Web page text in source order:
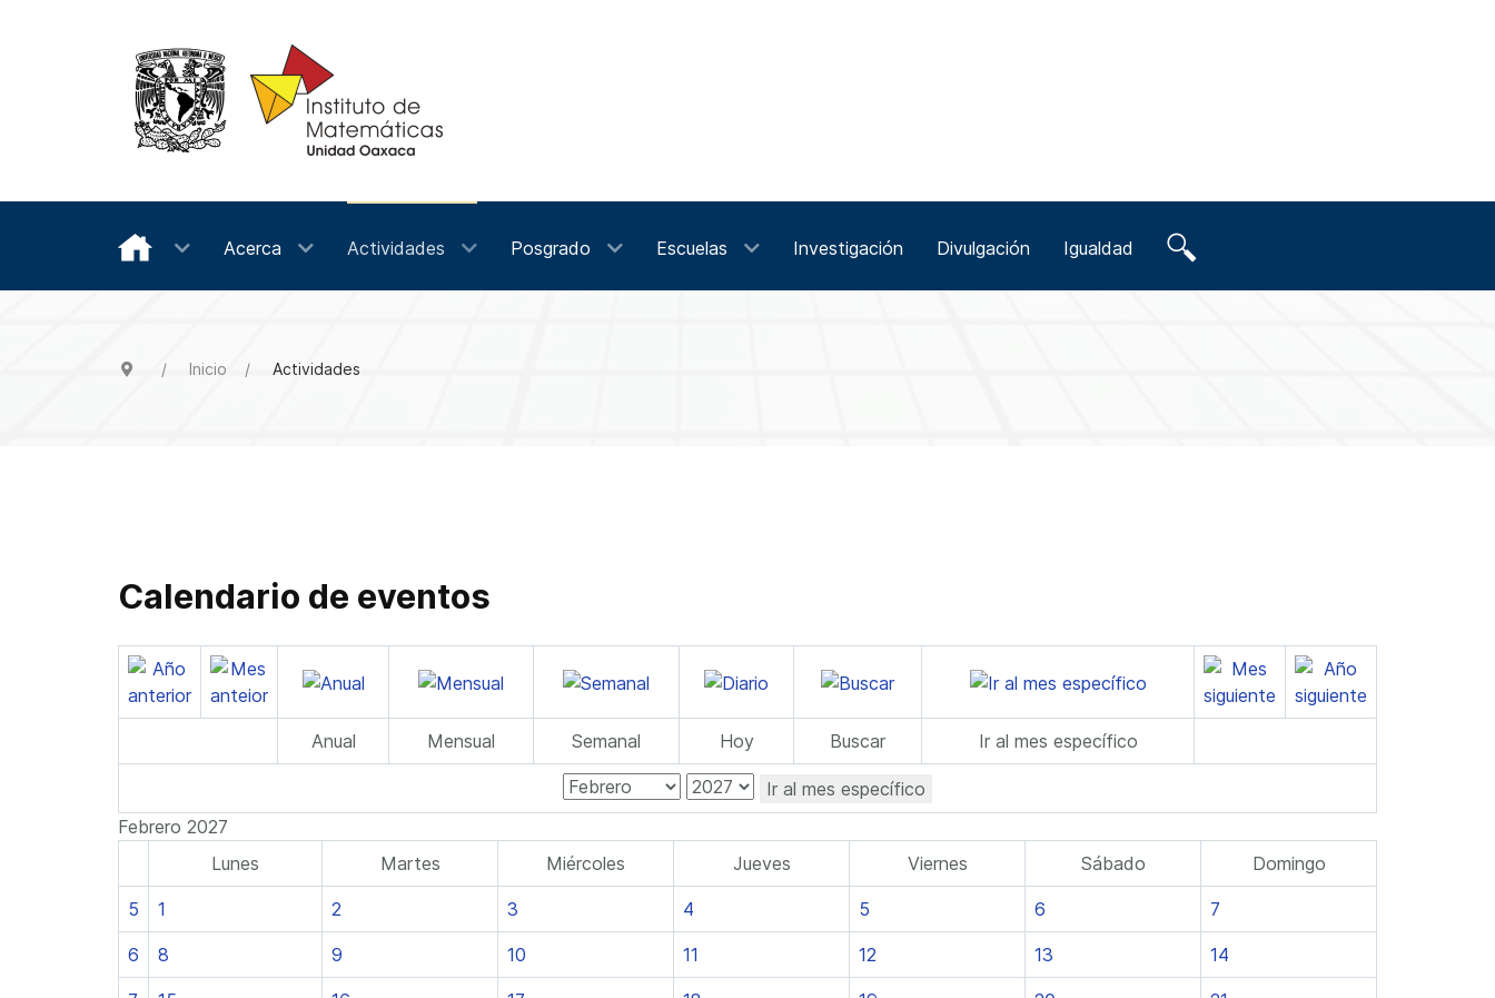
Acerca Actividades Posgrado Escuelas Investigación Divulgación Igualdad
Inicio Actividades
Calendario de eventos
Anual Mensual Semanal Hoy Buscar Ir al mes específico
Ir al mes específico
Febrero 2027
Lunes
Martes Miércoles Jueves Viernes Sábado Domingo
5 1 2 3 4 5 6 7
6 8 9 10 11 12 13 14